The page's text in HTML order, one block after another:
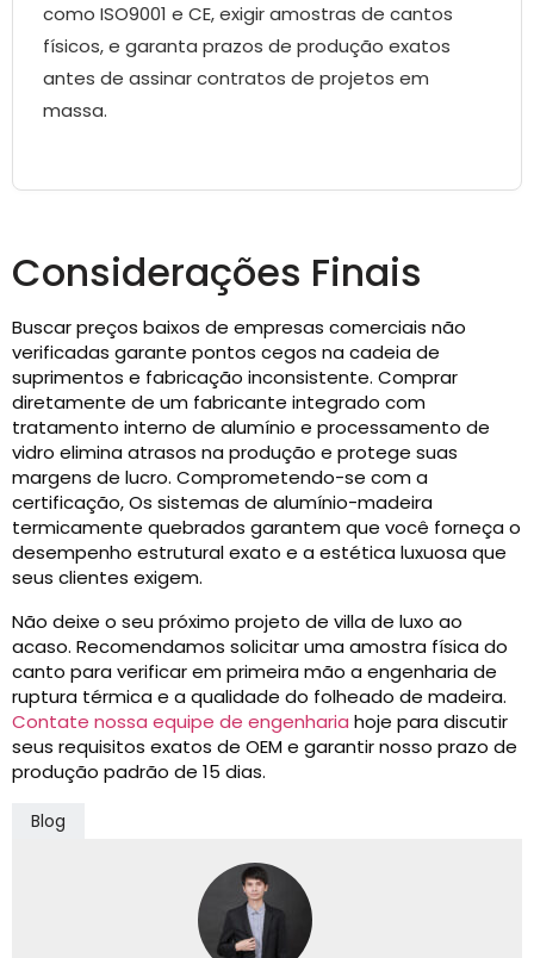
como ISO9001 e CE, exigir amostras de cantos
físicos, e garanta prazos de produção exatos
antes de assinar contratos de projetos em
massa.
Considerações Finais
Buscar preços baixos de empresas comerciais não
verificadas garante pontos cegos na cadeia de
suprimentos e fabricação inconsistente. Comprar
diretamente de um fabricante integrado com
tratamento interno de alumínio e processamento de
vidro elimina atrasos na produção e protege suas
margens de lucro. Comprometendo-se com a
certificação, Os sistemas de alumínio-madeira
termicamente quebrados garantem que você forneça o
desempenho estrutural exato e a estética luxuosa que
seus clientes exigem.
Não deixe o seu próximo projeto de villa de luxo ao
acaso. Recomendamos solicitar uma amostra física do
canto para verificar em primeira mão a engenharia de
ruptura térmica e a qualidade do folheado de madeira.
Contate nossa equipe de engenharia hoje para discutir
seus requisitos exatos de OEM e garantir nosso prazo de
produção padrão de 15 dias.
Blog